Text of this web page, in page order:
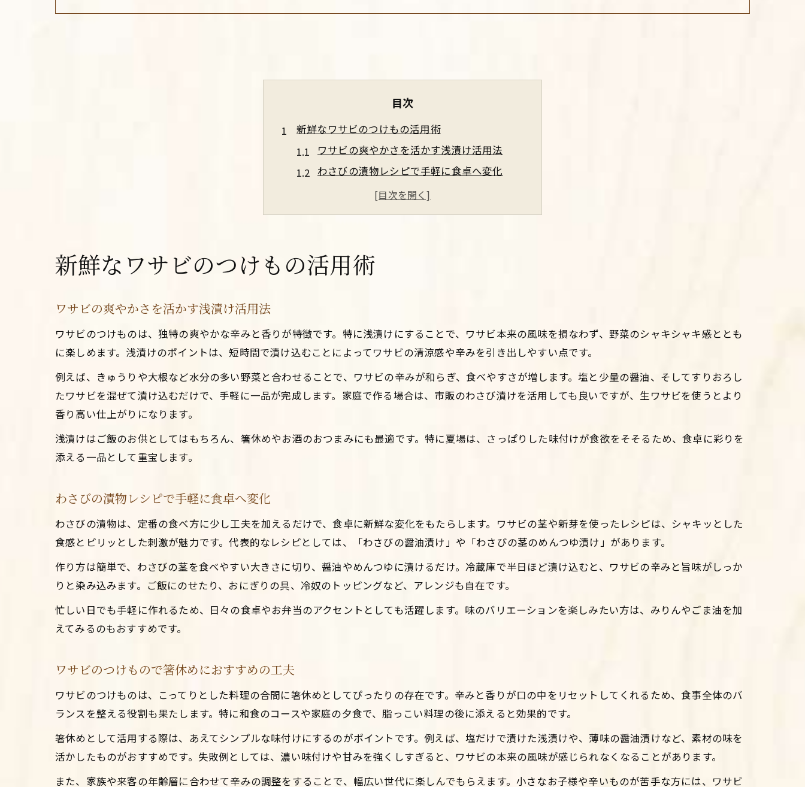
目次
新鮮なワサビのつけもの活用術
ワサビの爽やかさを活かす浅漬け活用法
わさびの漬物レシピで手軽に食卓へ変化
ワサビのつけもので箸休めにおすすめの工夫
生ワサビを使ったつけものの作り方とコツ
食卓を彩るわさび漬けの楽しみ方
ワサビ漬けをおしゃれに盛り付けるコツ
わさびの漬物で彩る毎日の食卓アレンジ術
ワサビの茎や新芽の組み合わせで味に変化を
おつまみに最適なワサビの簡単レシピ
ワサビの漬物で作る簡単おつまみレシピ集
チューブより生ワサビを活かすおつまみ術
ワサビの醤油漬けアレンジで深みを出す方法
山わさびの醤油漬けと漬物の組み合わせ方
ワサビの醤油漬けで食卓にアクセントを
ワサビ漬けと醤油漬けの違いと使い分け
ワサビの茎めんつゆを活かした醤油漬け活用
わさび菜リュウジ流アレンジを試す楽しみ
ワサビの新芽と茎で作る創作料理のコツ
ワサビ菜の辛みを活かしたひと味違う食卓
ワサビの茎佃煮が生む新定番アイデア
ワサビの茎佃煮を使った絶品レシピ提案
新鮮なワサビのつけもの活用術
ワサビの爽やかさを活かす浅漬け活用法
ワサビのつけものは、独特の爽やかな辛みと香りが特徴です。特に浅漬けにすることで、ワサビ本来の風味を損なわず、野菜のシャキシャキ感ととも
に楽しめます。浅漬けのポイントは、短時間で漬け込むことによってワサビの清涼感や辛みを引き出しやすい点です。
例えば、きゅうりや大根など水分の多い野菜と合わせることで、ワサビの辛みが和らぎ、食べやすさが増します。塩と少量の醤油、そしてすりおろし
たワサビを混ぜて漬け込むだけで、手軽に一品が完成します。家庭で作る場合は、市販のわさび漬けを活用しても良いですが、生ワサビを使うとより
香り高い仕上がりになります。
浅漬けはご飯のお供としてはもちろん、箸休めやお酒のおつまみにも最適です。特に夏場は、さっぱりした味付けが食欲をそそるため、食卓に彩りを
添える一品として重宝します。
わさびの漬物レシピで手軽に食卓へ変化
わさびの漬物は、定番の食べ方に少し工夫を加えるだけで、食卓に新鮮な変化をもたらします。ワサビの茎や新芽を使ったレシピは、シャキッとした
食感とピリッとした刺激が魅力です。代表的なレシピとしては、「わさびの醤油漬け」や「わさびの茎のめんつゆ漬け」があります。
作り方は簡単で、わさびの茎を食べやすい大きさに切り、醤油やめんつゆに漬けるだけ。冷蔵庫で半日ほど漬け込むと、ワサビの辛みと旨味がしっか
りと染み込みます。ご飯にのせたり、おにぎりの具、冷奴のトッピングなど、アレンジも自在です。
忙しい日でも手軽に作れるため、日々の食卓やお弁当のアクセントとしても活躍します。味のバリエーションを楽しみたい方は、みりんやごま油を加
えてみるのもおすすめです。
ワサビのつけもので箸休めにおすすめの工夫
ワサビのつけものは、こってりとした料理の合間に箸休めとしてぴったりの存在です。辛みと香りが口の中をリセットしてくれるため、食事全体のバ
ランスを整える役割も果たします。特に和食のコースや家庭の夕食で、脂っこい料理の後に添えると効果的です。
箸休めとして活用する際は、あえてシンプルな味付けにするのがポイントです。例えば、塩だけで漬けた浅漬けや、薄味の醤油漬けなど、素材の味を
活かしたものがおすすめです。失敗例としては、濃い味付けや甘みを強くしすぎると、ワサビの本来の風味が感じられなくなることがあります。
また、家族や来客の年齢層に合わせて辛みの調整をすることで、幅広い世代に楽しんでもらえます。小さなお子様や辛いものが苦手な方には、ワサビ